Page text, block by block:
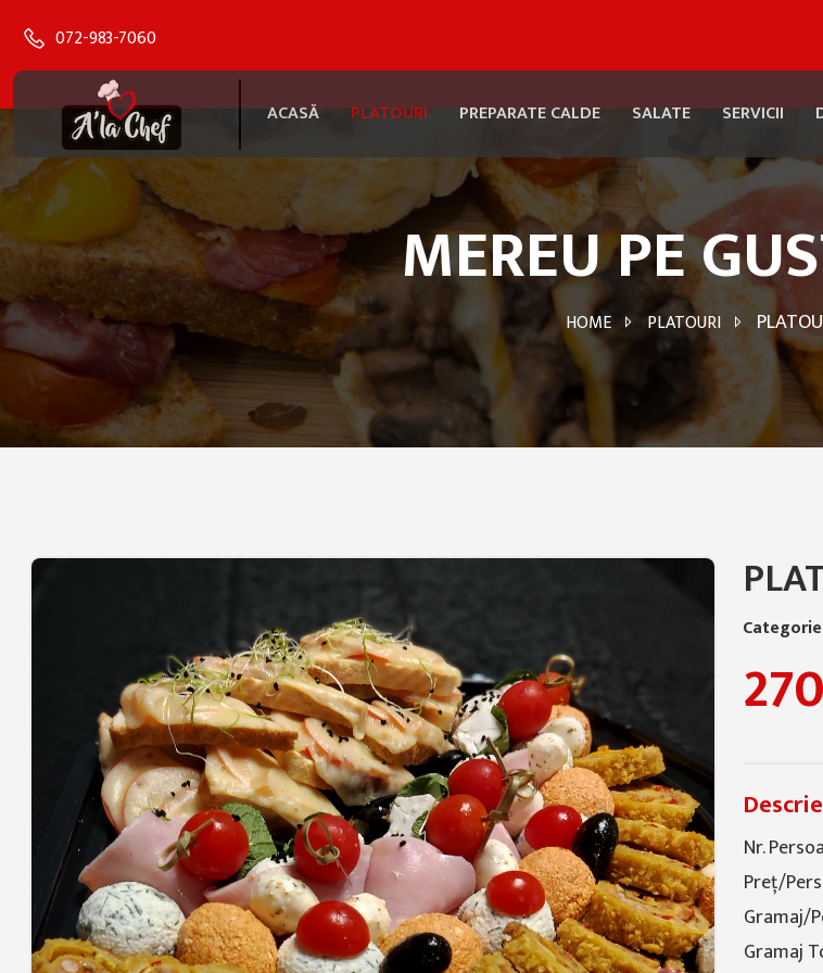
072-983-7060
ACASĂ PLATOURI PREPARATE CALDE SALATE SERVICII
MEREU PE
HOME PLATOURI
Nr.
Preț/
Gramaj/
Gramaj